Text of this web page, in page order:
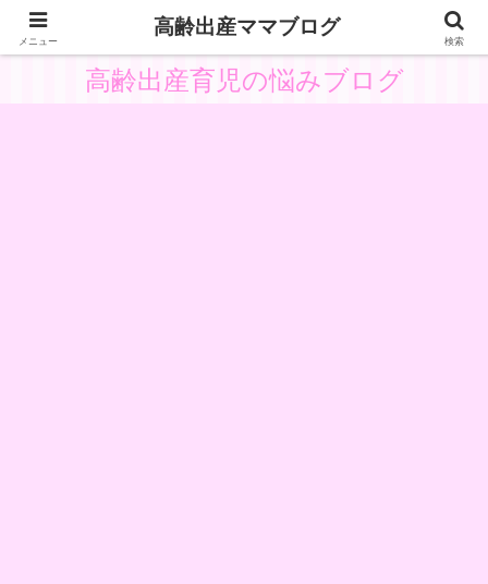
高齢出産の体験と悩みから子供主体の育児を考察
高齢出産育児の悩みブログ
メニュー
高齢出産ママブログ
検索